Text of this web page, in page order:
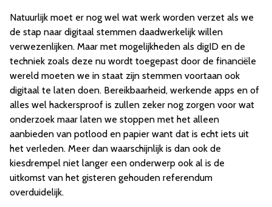
Natuurlijk moet er nog wel wat werk worden verzet als we
de stap naar digitaal stemmen daadwerkelijk willen
verwezenlijken. Maar met mogelijkheden als digID en de
techniek zoals deze nu wordt toegepast door de financiële
wereld moeten we in staat zijn stemmen voortaan ook
digitaal te laten doen. Bereikbaarheid, werkende apps en of
alles wel hackersproof is zullen zeker nog zorgen voor wat
onderzoek maar laten we stoppen met het alleen
aanbieden van potlood en papier want dat is echt iets uit
het verleden. Meer dan waarschijnlijk is dan ook de
kiesdrempel niet langer een onderwerp ook al is de
uitkomst van het gisteren gehouden referendum
overduidelijk.